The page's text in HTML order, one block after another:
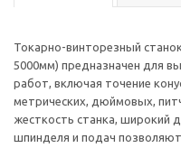
Токарно-винторезный
5000мм) предназначен для
работ, включая точение
метрических, дюймовых,
жесткость станка, широкий
шпинделя и подач